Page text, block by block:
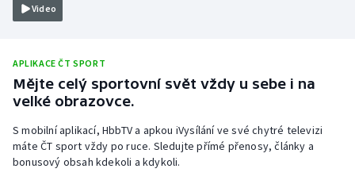
Ragby
Rychlobruslení
Rychlostní kanoistika
Video
APLIKACE ČT SPORT
Mějte celý sportovní svět vždy u sebe i na
velké obrazovce.
S mobilní aplikací, HbbTV a apkou iVysílání ve své chytré televizi
máte ČT sport vždy po ruce. Sledujte přímé přenosy, články a
bonusový obsah kdekoli a kdykoli.